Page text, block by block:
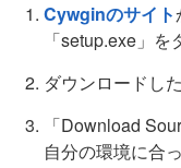
Cywginのサイト
「setup.exe」を
ダウンロードし
「Download
自分の環境に合